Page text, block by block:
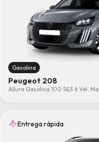
Gasolina
Peugeot 208
Allure Gasolina 100 S&S 6 Vel.
Entrega rápida